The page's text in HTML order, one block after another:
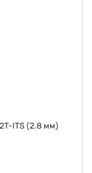
ITS (2.8 мм)